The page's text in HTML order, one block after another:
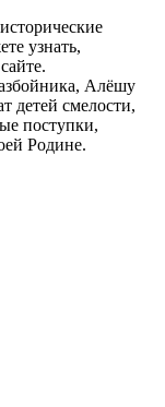
узнать,
Алёшу
детей смелости,
поступки,
Родине.